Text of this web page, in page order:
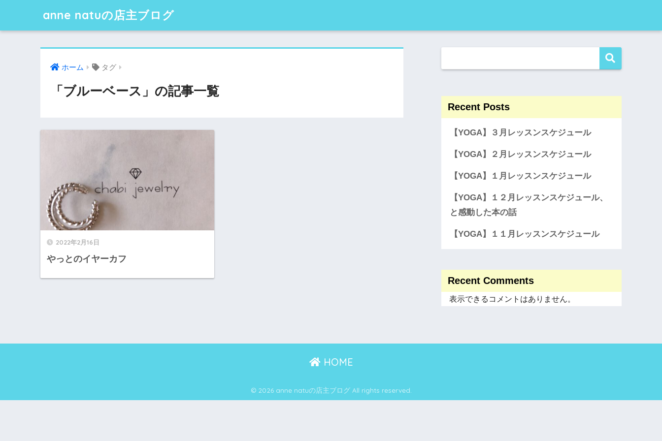
anne natuの店主ブログ
ホーム タグ
「ブルーベース」の記事一覧
2022年2月16日
やっとのイヤーカフ
Recent Posts
【YOGA】３月レッスンスケジュール
【YOGA】２月レッスンスケジュール
【YOGA】１月レッスンスケジュール
【YOGA】１２月レッスンスケジュール、
と感動した本の話
【YOGA】１１月レッスンスケジュール
Recent Comments
表示できるコメントはありません。
HOME
© 2026 anne natuの店主ブログ All rights reserved.